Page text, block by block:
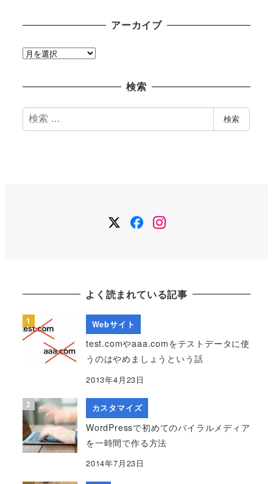
アーカイブ
ア
ブ
検索
検
索
検索
Twitter
Facebook
Instagram
よく読まれている記事
Webサイト
test.comやaaa.comをテストデータに使
うのはやめましょうという話
2013年4月23日
カスタマイズ
WordPressで初めてのバイラルメディア
を一時間で作る方法
2014年7月23日